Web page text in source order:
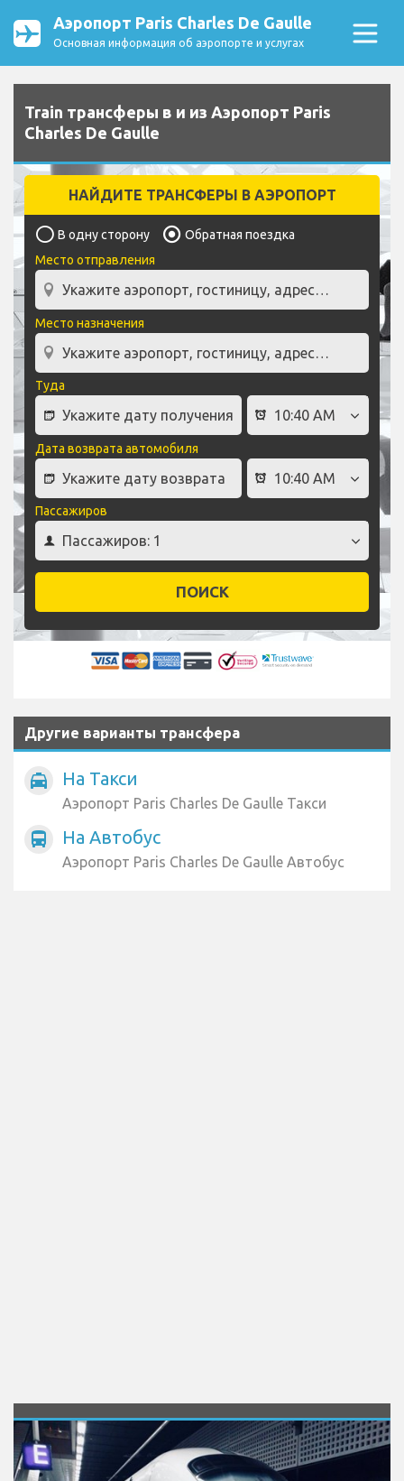
Аэропорт Paris Charles De Gaulle
Основная информация об аэропорте и услугах
Train трансферы в и из Аэропорт Paris
Charles De Gaulle
НАЙДИТЕ ТРАНСФЕРЫ В АЭРОПОРТ
В одну сторону
Обратная поездка
Место отправления
Место назначения
Туда
Дата возврата автомобиля
Пассажиров
ПОИСК
Другие варианты трансфера
local_taxi На Такси
Аэропорт Paris Charles De Gaulle Такси
directions_bus На Автобус
Аэропорт Paris Charles De Gaulle Автобус